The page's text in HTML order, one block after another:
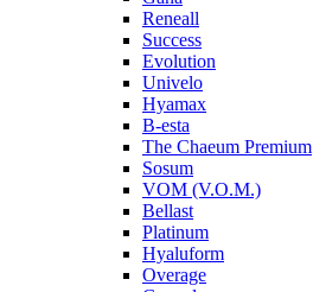
Reneall
Success
Evolution
Univelo
Hyamax
B-esta
The Chaeum Premium
Sosum
VOM (V.O.M.)
Bellast
Platinum
Hyaluform
Overage